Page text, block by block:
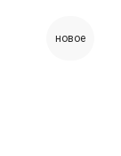
новое